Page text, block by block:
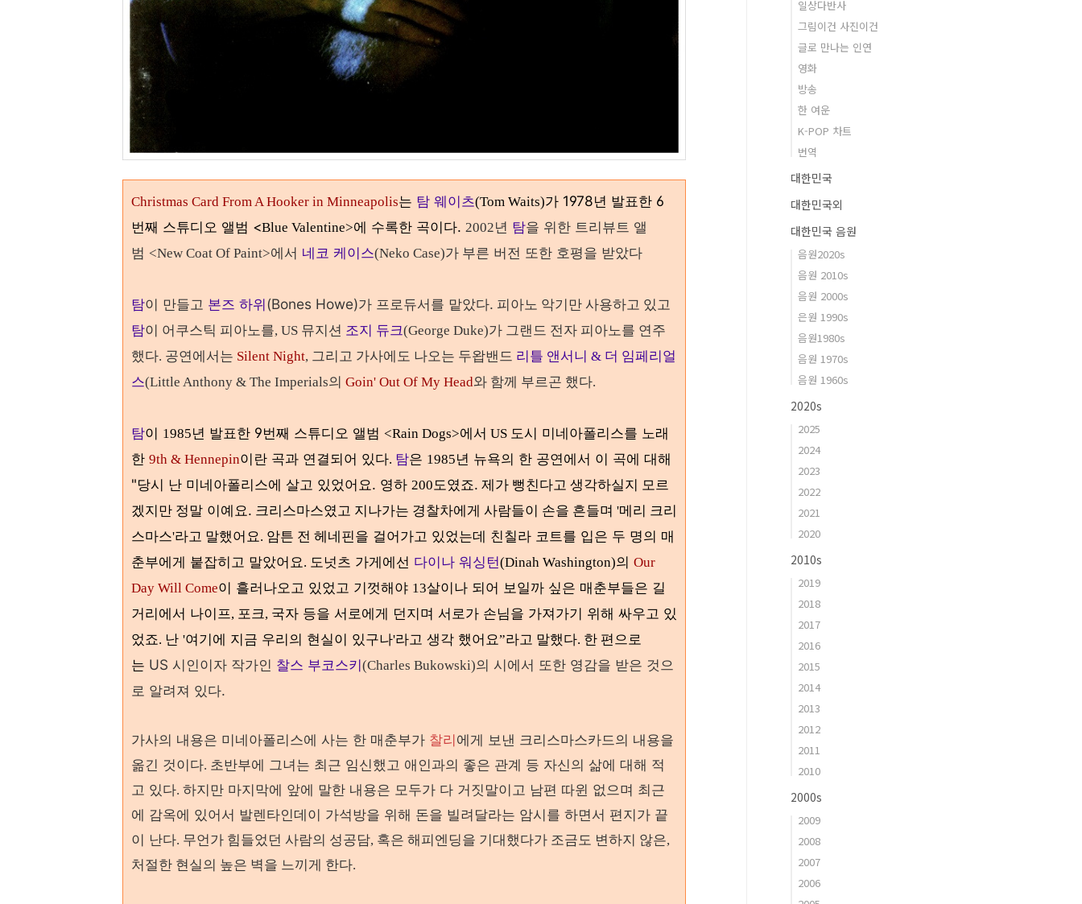
Christmas Card From A Hooker in Minneapolis는 탐 웨이츠(Tom Waits)가 1978년 발표한 6
번째 스튜디오 앨범 <Blue Valentine>에 수록한 곡이다. 2002년 탐을 위한 트리뷰트 앨
범 <New Coat Of Paint>에서 네코 케이스(Neko Case)가 부른 버전 또한 호평을 받았다
탐이 만들고 본즈 하위(Bones Howe)가 프로듀서를 맡았다. 피아노 악기만 사용하고 있고
탐이 어쿠스틱 피아노를, US 뮤지션 조지 듀크(George Duke)가 그랜드 전자 피아노를 연주
했다. 공연에서는 Silent Night, 그리고 가사에도 나오는 두왑밴드 리틀 앤서니 & 더 임페리얼
스(Little Anthony & The Imperials의 Goin' Out Of My Head와 함께 부르곤 했다.
탐이 1985년 발표한 9번째 스튜디오 앨범 <Rain Dogs>에서 US 도시 미네아폴리스를 노래
한 9th & Hennepin이란 곡과 연결되어 있다. 탐은 1985년 뉴욕의 한 공연에서 이 곡에 대해
"당시 난 미네아폴리스에 살고 있었어요. 영하 200 도였죠. 제가 뻥친다고 생각하실지 모르
겠지만 정말 이예요. 크리스마스였고 지나가는 경찰차에게 사람들이 손을 흔들며 '메리 크리
스마스'라고 말했어요. 암튼 전 헤네핀을 걸어가고 있었는데 친칠라 코트를 입은 두 명의 매
춘부에게 붙잡히고 말았어요. 도넛츠 가게에선 다이나 워싱턴(Dinah Washington)의 Our
Day Will Come이 흘러나오고 있었고 기껏해야 13살이나 되어 보일까 싶은 매춘부들은 길
거리에서 나이프, 포크, 국자 등을 서로에게 던지며 서로가 손님을 가져가기 위해 싸우고 있
었죠. 난 '여기에 지금 우리의 현실이 있구나'라고 생각 했어요”라고 말했다. 한 편으로
는 US 시인이자 작가인 찰스 부코스키(Charles Bukowski)의 시에서 또한 영감을 받은 것으
로 알려져 있다.
가사의 내용은 미네아폴리스에 사는 한 매춘부가 찰리 에게 보낸 크리스마스카드의 내용을
옮긴 것이다. 초반부에 그녀는 최근 임신했고 애인과의 좋은 관계 등 자신의 삶에 대해 적
고 있다. 하지만 마지막에 앞에 말한 내용은 모두가 다 거짓말이고 남편 따윈 없으며 최근
에 감옥에 있어서 발렌타인데이 가석방을 위해 돈을 빌려달라는 암시를 하면서 편지가 끝
이 난다. 무언가 힘들었던 사람의 성공담, 혹은 해피엔딩을 기대했다가 조금도 변하지 않은,
처절한 현실의 높은 벽을 느끼게 한다.
일상다반사
그림이건 사진이건
글로 만나는 인연
영화
방송
한 여운
K-POP 차트
번역
대한민국
대한민국외
대한민국 음원
음원2020s
음원 2010s
음원 2000s
은원 1990s
음원1980s
음원 1970s
음원 1960s
2020s
2025
2024
2023
2022
2021
2020
2010s
2019
2018
2017
2016
2015
2014
2013
2012
2011
2010
2000s
2009
2008
2007
2006